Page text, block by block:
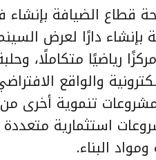
دارًا لعرض
رياضيًا متكاملًا،
والواقع
تنموية أخرى من
استثمارية
البناء.